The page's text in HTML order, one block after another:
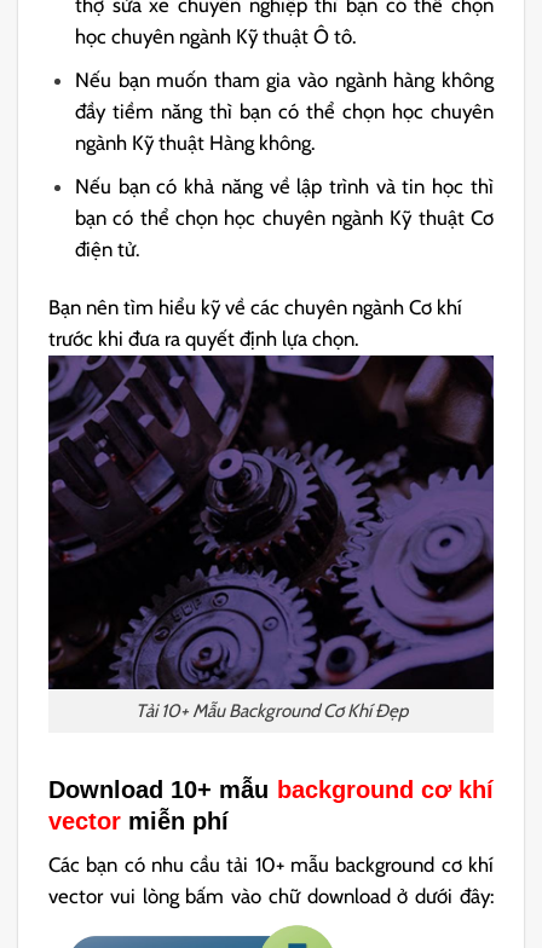
học chuyên ngành Kỹ thuật Ô tô.
Nếu bạn muốn tham gia vào ngành hàng không
đầy tiềm năng thì bạn có thể chọn học chuyên
ngành Kỹ thuật Hàng không.
Nếu bạn có khả năng về lập trình và tin học thì
bạn có thể chọn học chuyên ngành Kỹ thuật Cơ
điện tử.
Bạn nên tìm hiểu kỹ về các chuyên ngành Cơ khí
trước khi đưa ra quyết định lựa chọn.
Tải 10+ Mẫu Background Cơ Khí Đẹp
Download 10+ mẫu background cơ khí
vector miễn phí
Các bạn có nhu cầu tải 10+ mẫu background cơ khí
vector vui lòng bấm vào chữ download ở dưới đây: